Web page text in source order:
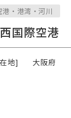
港・港湾・河川
国際空港
地] 大阪府